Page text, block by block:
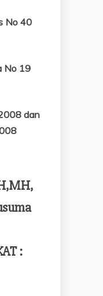
No 40
No 19
dan
: